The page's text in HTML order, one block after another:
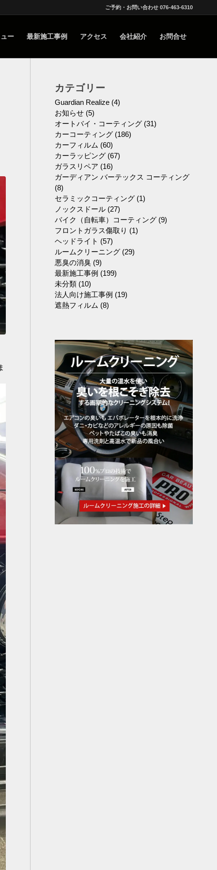
ご予約・お問い合わせ 076-463-6310
ー 最新施工事例 アクセス 会社紹介 お問合せ
カテゴリー
Guardian Realize (4)
お知らせ (5)
オートバイ・コーティング (31)
カーコーティング (186)
カーフィルム (60)
カーラッピング (67)
ガラスリペア (16)
ガーディアン バーテックス コーティング
(8)
セラミックコーティング (1)
ノックスドール (27)
バイク（自転車）コーティング (9)
フロントガラス傷取り (1)
ヘッドライト (57)
ルームクリーニング (29)
悪臭の消臭 (9)
最新施工事例 (199)
未分類 (10)
法人向け施工事例 (19)
遮熱フィルム (8)